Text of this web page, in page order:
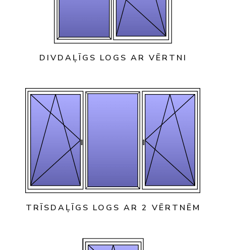
DIVDAĻĪGS LOGS AR VĒRTNI
TRĪSDAĻĪGS LOGS AR 2 VĒRTNĒM